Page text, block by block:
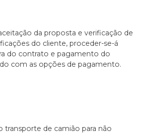
da proposta e verificação de
do cliente, proceder-se-á
do contrato e pagamento do
com as opções de pagamento.
transporte de camião para não